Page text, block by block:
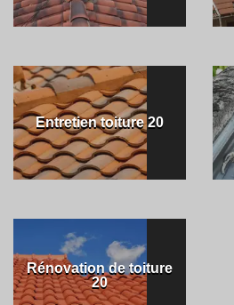
Entretien toiture 20
Rénovation de toiture
20